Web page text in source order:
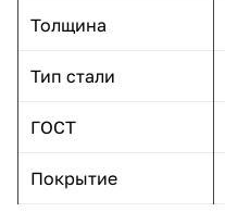
Толщина
Тип стали
ГОСТ
Покрытие